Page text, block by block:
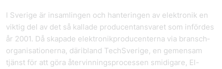
I Sverige är insamlingen och hanteringen av elektronik en
viktig del av det så kallade producent­ansvaret som infördes
år 2001. Då skapade elektronikproducenterna via bransch­
organisationerna, däribland TechSverige, en gemensam
tjänst för att göra återvinningsprocessen smidigare, El-